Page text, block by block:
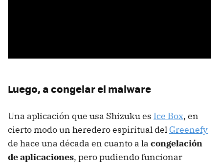
Luego, a congelar el malware
Una aplicación que usa Shizuku es Ice Box, en
cierto modo un heredero espiritual del Greenefy
de hace una década en cuanto a la congelación
de aplicaciones, pero pudiendo funcionar